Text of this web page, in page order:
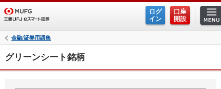
ログ
イン
口座
開設
金融/証券用語集
グリーンシート銘柄